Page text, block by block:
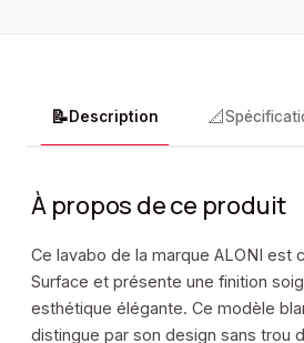
📝Description 📐
À propos de ce produit
Ce lavabo de la marque ALONI est
Surface et présente une finition
esthétique élégante. Ce modèle
distingue par son design sans trou